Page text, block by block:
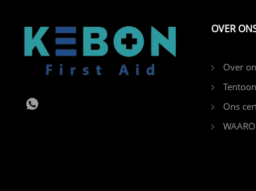
OVER
Over
Ons